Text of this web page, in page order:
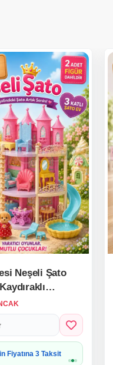
Neşeli Şato
Seti -
Uyumlu Oyun
Paketine Uygun